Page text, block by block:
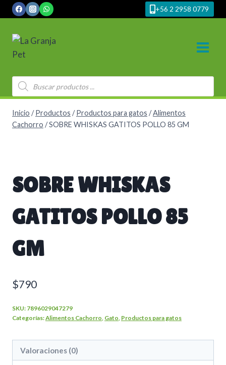
Saltar
al
contenido
+56 2 2958 0779
Búsqueda
de
productos
Inicio / Productos / Productos para gatos /Alimentos
Cachorro /SOBRE WHISKAS GATITOS POLLO 85 GM
SOBRE WHISKAS
GATITOS POLLO 85
GM
$790
SKU: 7896029047279
Categorías:Alimentos Cachorro Gato Productos para gatos
Valoraciones (0)